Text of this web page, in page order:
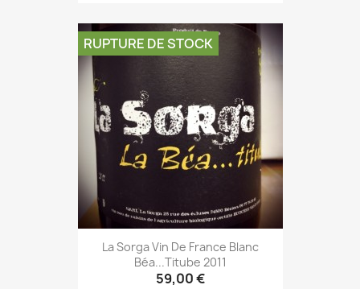
La Sorga Vin De France Blanc
Béa...titube 2011
59,00 €
RUPTURE DE STOCK